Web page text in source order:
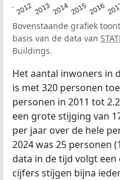
20122013201420152016
Bovenstaande grafiek
basis van de data van
Buildings.
Het aantal inwoners in
is met 320 personen
personen in 2011 tot
een grote stijging van
per jaar over de hele
2024 was 25 personen
data in de tijd volgt
cijfers stijgen bijna